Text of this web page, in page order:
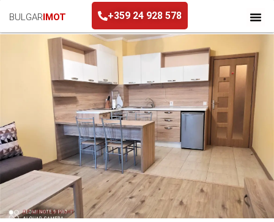
BULGARIMOT +359 24 928 578
+359 24 928 578